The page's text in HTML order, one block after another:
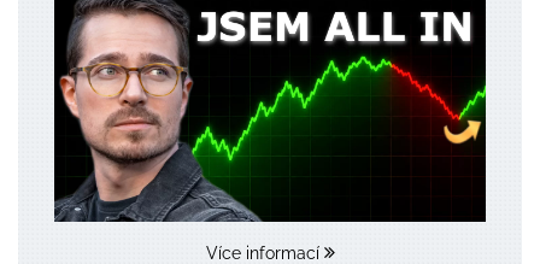
Více informací